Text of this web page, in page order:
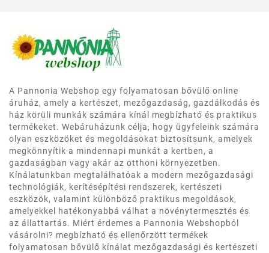
A Pannonia Webshop egy folyamatosan bővülő online
áruház, amely a kertészet, mezőgazdaság, gazdálkodás és
ház körüli munkák számára kínál megbízható és praktikus
termékeket. Webáruházunk célja, hogy ügyfeleink számára
olyan eszközöket és megoldásokat biztosítsunk, amelyek
megkönnyítik a mindennapi munkát a kertben, a
gazdaságban vagy akár az otthoni környezetben.
Kínálatunkban megtalálhatóak a modern mezőgazdasági
technológiák, kerítésépítési rendszerek, kertészeti
eszközök, valamint különböző praktikus megoldások,
amelyekkel hatékonyabbá válhat a növénytermesztés és
az állattartás. Miért érdemes a Pannonia Webshopból
vásárolni? megbízható és ellenőrzött termékek
folyamatosan bővülő kínálat mezőgazdasági és kertészeti